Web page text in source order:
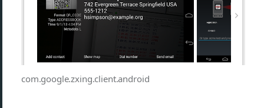
com.google.zxing.client.android